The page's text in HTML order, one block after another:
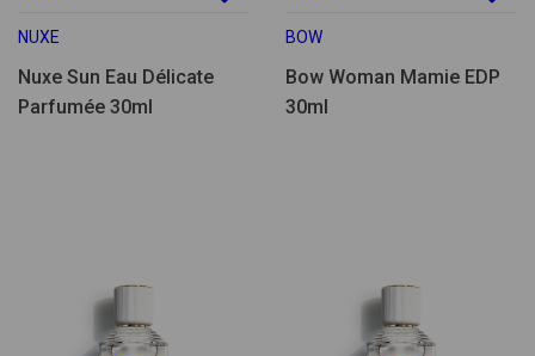
NUXE
Nuxe Sun Eau Délicate
Parfumée 30ml
BOW
Bow Woman Mamie EDP
30ml